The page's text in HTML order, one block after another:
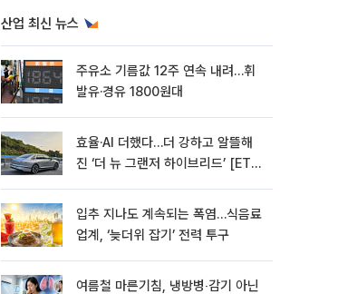
산업 최신 뉴스
주유소 기름값 12주 연속 내려…휘
발유·경유 1800원대
효율·AI 더했다…더 강하고 알뜰해
진 ‘더 뉴 그랜저 하이브리드’ [ET의
입추 지나도 계속되는 폭염…식음료
업계, ‘늦더위 잡기’ 전력 투구
여름철 마른기침, 냉방병‧감기 아닌